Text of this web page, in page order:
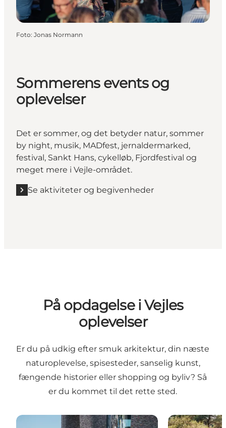
Foto: Jonas Normann
Sommerens events og
oplevelser
Det er sommer, og det betyder natur, sommer
by night, musik, MADfest, jernaldermarked,
festival, Sankt Hans, cykelløb, Fjordfestival og
meget mere i Vejle-området.
Se aktiviteter og begivenheder
På opdagelse i Vejles
oplevelser
Er du på udkig efter smuk arkitektur, din næste
naturoplevelse, spisesteder, sanselig kunst,
fængende historier eller shopping og byliv? Så
er du kommet til det rette sted.
Topattraktioner og seværdigheder for voksne
Outdoor